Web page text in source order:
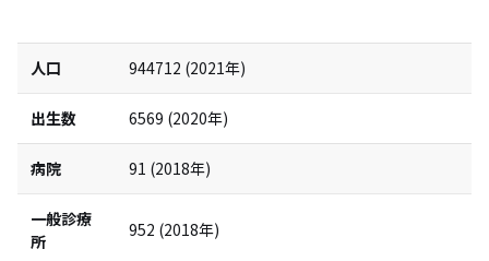
人口 944712 (2021年)
出生数 6569 (2020年)
病院 91 (2018年)
一般診療
所
952 (2018年)